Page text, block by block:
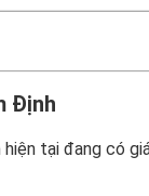
Định
tại đang có